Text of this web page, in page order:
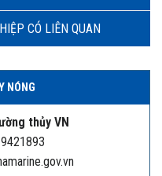
CÓ LIÊN QUAN
NÓNG
thủy VN